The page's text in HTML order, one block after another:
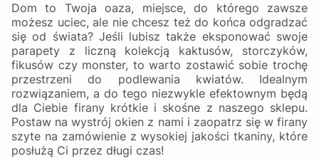
Dom to Twoja oaza, miejsce, do którego zawsze
możesz uciec, ale nie chcesz też do końca odgradzać
się od świata? Jeśli lubisz także eksponować swoje
parapety z liczną kolekcją kaktusów, storczyków,
fikusów czy monster, to warto zostawić sobie trochę
przestrzeni do podlewania kwiatów. Idealnym
rozwiązaniem, a do tego niezwykle efektownym będą
dla Ciebie firany krótkie i skośne z naszego sklepu.
Postaw na wystrój okien z nami i zaopatrz się w firany
szyte na zamówienie z wysokiej jakości tkaniny, które
posłużą Ci przez długi czas!